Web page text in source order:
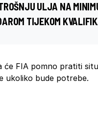
ULJA NA
TIJEKOM
će FIA pomno pratiti
ukoliko bude potrebe.